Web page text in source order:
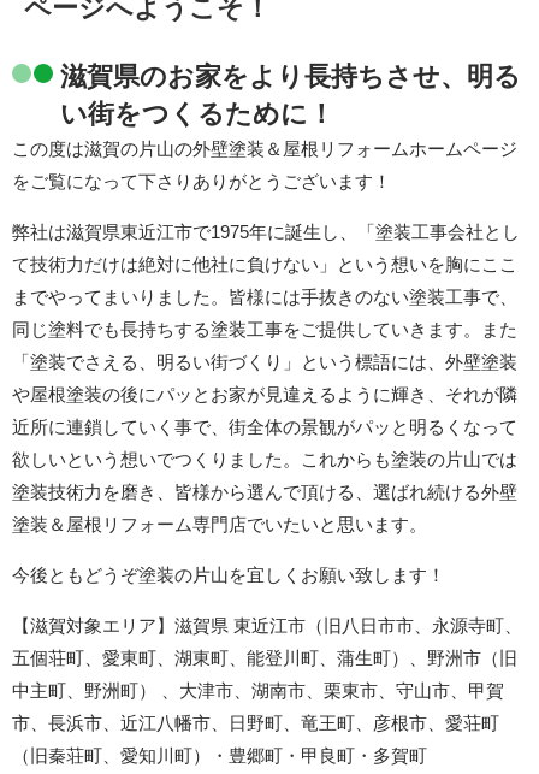
ページへようこそ！
滋賀県のお家をより長持ちさせ、明る
い街をつくるために！
この度は滋賀の片山の外壁塗装＆屋根リフォームホームページ
をご覧になって下さりありがとうございます！
弊社は滋賀県東近江市で1975年に誕生し、「塗装工事会社とし
て技術力だけは絶対に他社に負けない」という想いを胸にここ
までやってまいりました。皆様には手抜きのない塗装工事で、
同じ塗料でも長持ちする塗装工事をご提供していきます。また
「塗装でさえる、明るい街づくり」という標語には、外壁塗装
や屋根塗装の後にパッとお家が見違えるように輝き、それが隣
近所に連鎖していく事で、街全体の景観がパッと明るくなって
欲しいという想いでつくりました。これからも塗装の片山では
塗装技術力を磨き、皆様から選んで頂ける、選ばれ続ける外壁
塗装＆屋根リフォーム専門店でいたいと思います。
今後ともどうぞ塗装の片山を宜しくお願い致します！
【滋賀対象エリア】滋賀県 東近江市（旧八日市市、永源寺町、
五個荘町、愛東町、湖東町、能登川町、蒲生町）、野洲市（旧
中主町、野洲町） 、大津市、湖南市、栗東市、守山市、甲賀
市、長浜市、近江八幡市、日野町、竜王町、彦根市、愛荘町
（旧秦荘町、愛知川町）・豊郷町・甲良町・多賀町